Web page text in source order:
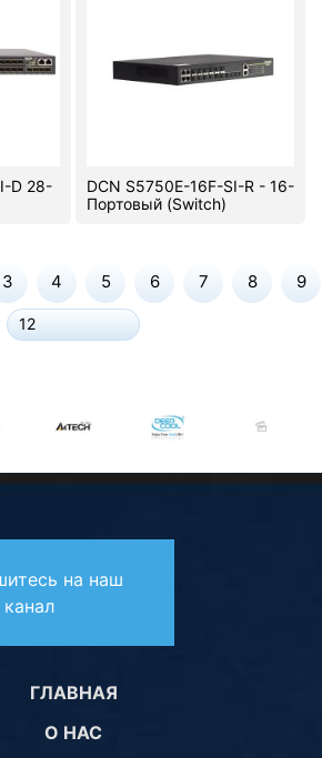
D 28-
DCN S5750E-16F-SI-R - 16-
Портовый (Switch)
3 4 5 6 7 8 9
12
на наш
канал
ГЛАВНАЯ
О НАС